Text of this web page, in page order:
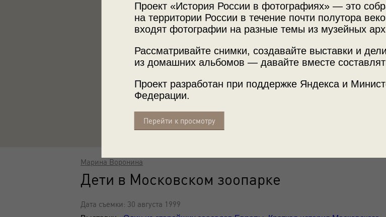
Проект «История России в фотографиях» — это
на территории России в течение почти полутора
входят фотографии на разные темы из музейных
Рассматривайте снимки, создавайте выставки и
из домашних альбомов — давайте вместе
Проект разработан при поддержке Яндекса и
Федерации.
Перейти к просмотру
Марина Воронина
Дети в Московском зоопарке
Дата съемки: 30 августа 1999